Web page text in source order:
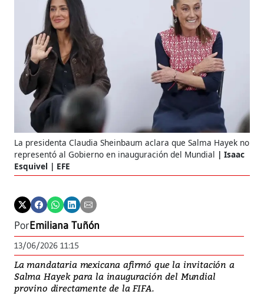
La presidenta Claudia Sheinbaum aclara que Salma Hayek no
representó al Gobierno en inauguración del Mundial
Isaac
Esquivel | EFE
PorEmiliana Tuñón
13/06/2026 11:15
La mandataria mexicana afirmó que la invitación a
Salma Hayek para la inauguración del Mundial
provino directamente de la FIFA.